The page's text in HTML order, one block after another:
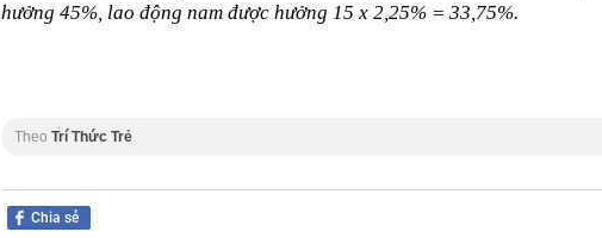
hưởng 45%, lao động nam được hưởng 15 x 2,25% = 33,75%.
Theo Trí Thức Trẻ
Chia sẻ